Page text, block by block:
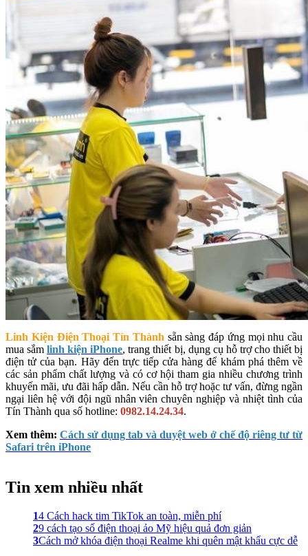
Linh Kiện Điện Thoại Tín Thành sẵn sàng đáp ứng mọi nhu cầu
mua sắmlinh kiện iPhone, trang thiết bị, dụng cụ hỗ trợ cho thiết bị
điện tử của bạn. Hãy đến trực tiếp cửa hàng để khám phá thêm về
các sản phẩm chất lượng và có cơ hội tham gia nhiều chương trình
khuyến mãi, ưu đãi hấp dẫn. Nếu cần hỗ trợ hoặc tư vấn, đừng ngần
ngại liên hệ với đội ngũ nhân viên chuyên nghiệp và nhiệt tình của
Tín Thành qua số hotline: 0982.14.24.34.
Xem thêm: Cách sử dụng tab và duyệt web ở chế độ riêng tư từ
Safari trên iPhone
Tin xem nhiều nhất
14 Cách hack tim TikTok an toàn, miễn phí
29 cách tạo số điện thoại ảo Mỹ hiệu quả đơn giản
3Cách mở khóa điện thoại Realme khi quên mật khẩu cực dễ